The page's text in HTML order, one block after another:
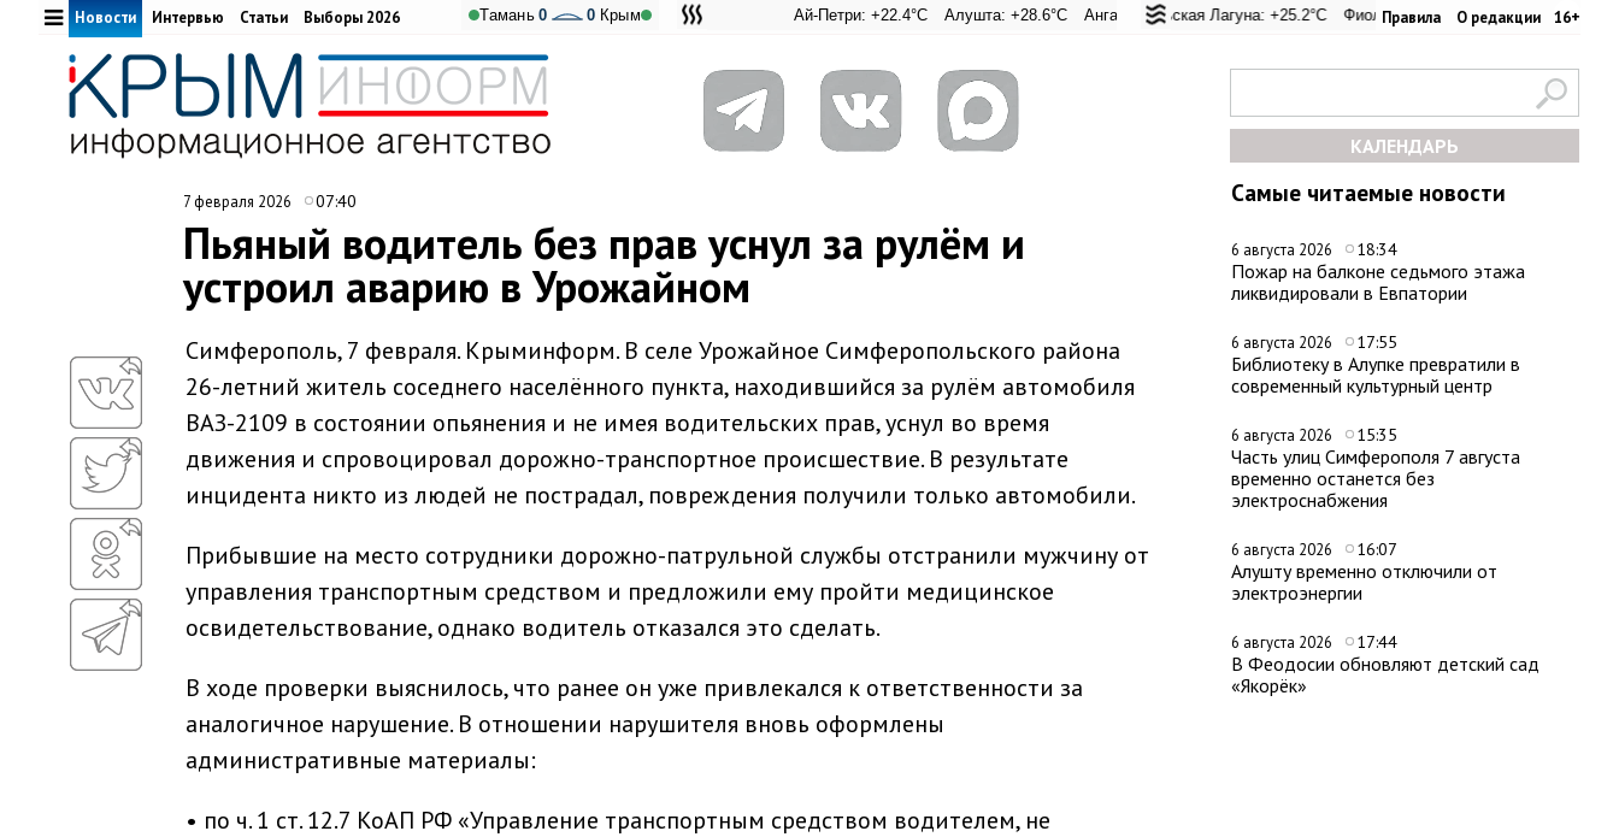
Правила О редакции 16+
Адмиральская Лагуна: +25.2°C Фиолент: +25.4°C Казачья бухта: +25.4°C
Ай-Петри: +22.4°C Алушта: +28.6°C Ангарский перевал: +25.4°C Евпатория: +31.2°C Керчь: +31.1°C Никитский
Тамань 0 0 Крым
Новости Интервью Статьи Выборы 2026
КАЛЕНДАРЬ
Самые читаемые новости
6 августа 2026 18:34
Пожар на балконе седьмого этажа
ликвидировали в Евпатории
6 августа 2026 17:55
Библиотеку в Алупке превратили в
современный культурный центр
6 августа 2026 15:35
Часть улиц Симферополя 7 августа
временно останется без
электроснабжения
6 августа 2026 16:07
Алушту временно отключили от
электроэнергии
6 августа 2026 17:44
В Феодосии обновляют детский сад
«Якорёк»
7 февраля 2026 07:40
Пьяный водитель без прав уснул за рулём и
устроил аварию в Урожайном
Симферополь, 7 февраля. Крыминформ. В селе Урожайное Симферопольского района
26-летний житель соседнего населённого пункта, находившийся за рулём автомобиля
ВАЗ-2109 в состоянии опьянения и не имея водительских прав, уснул во время
движения и спровоцировал дорожно-транспортное происшествие. В результате
инцидента никто из людей не пострадал, повреждения получили только автомобили.
Прибывшие на место сотрудники дорожно-патрульной службы отстранили мужчину от
управления транспортным средством и предложили ему пройти медицинское
освидетельствование, однако водитель отказался это сделать.
В ходе проверки выяснилось, что ранее он уже привлекался к ответственности за
аналогичное нарушение. В отношении нарушителя вновь оформлены
административные материалы:
• по ч. 1 ст. 12.7 КоАП РФ «Управление транспортным средством водителем, не